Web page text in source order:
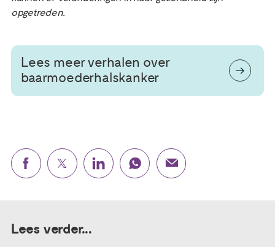
opgetreden.
Lees meer verhalen over
baarmoederhalskanker
Lees verder...